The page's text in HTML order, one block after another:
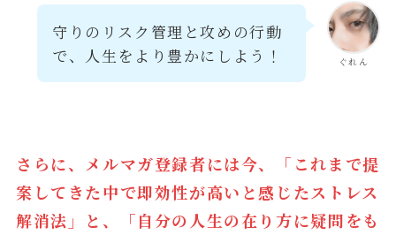
ぐれん
守りのリスク管理と攻めの行動
で、人生をより豊かにしよう！
さらに、メルマガ登録者には今、「これまで提
案してきた中で即効性が高いと感じたストレス
解消法」と、「自分の人生の在り方に疑問をも